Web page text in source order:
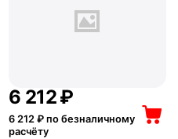
6 212₽
6 212₽ по безналичному
расчёту